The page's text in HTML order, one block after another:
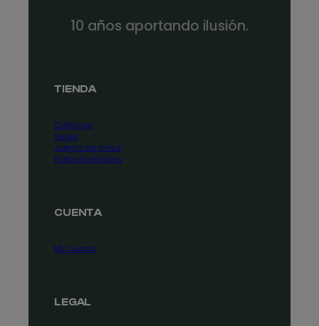
10 años aportando ilusión.
TIENDA
Catálogo
Series
Juegos de mesa
Fútbol fantástico
CUENTA
Mi Cuenta
LEGAL